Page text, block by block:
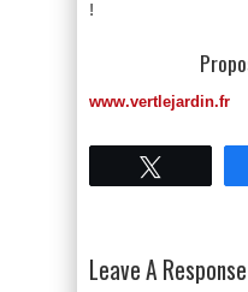
!
www.vertlejardin.fr
Leave A Response